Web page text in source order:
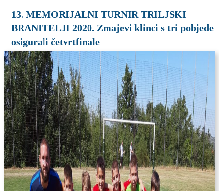
13. MEMORIJALNI TURNIR TRILJSKI
BRANITELJI 2020. Zmajevi klinci s tri pobjede
osigurali četvrtfinale